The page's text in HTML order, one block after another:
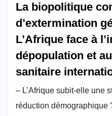
La biopolitique
d’extermination
L’Afrique face à
dépopulation et
sanitaire
– L’Afrique subit-elle une
réduction démographique